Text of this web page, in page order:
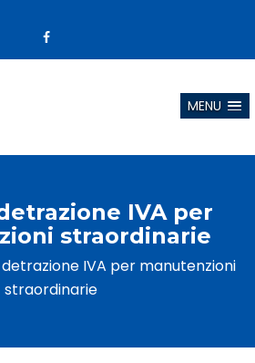
MENU
IVA per
straordinarie
IVA per manutenzioni
straordinarie